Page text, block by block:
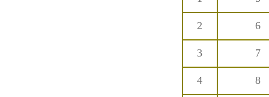
2 6
3 7
4 8